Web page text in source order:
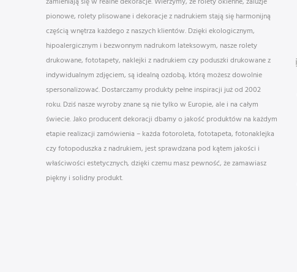
pionowe, rolety plisowane i dekoracje z nadrukiem stają się harmonijną
częścią wnętrza każdego z naszych klientów. Dzięki ekologicznym,
hipoalergicznym i bezwonnym nadrukom lateksowym, nasze rolety
drukowane, fototapety, naklejki z nadrukiem czy poduszki drukowane z
indywidualnym zdjęciem, są idealną ozdobą, którą możesz dowolnie
spersonalizować. Dostarczamy produkty pełne inspiracji już od 2002
roku. Dziś nasze wyroby znane są nie tylko w Europie, ale i na całym
świecie. Jako producent dekoracji dbamy o jakość produktów na każdym
etapie realizacji zamówienia – każda fotoroleta, fototapeta, fotonaklejka
czy fotopoduszka z nadrukiem, jest sprawdzana pod kątem jakości i
właściwości estetycznych, dzięki czemu masz pewność, że zamawiasz
piękny i solidny produkt.